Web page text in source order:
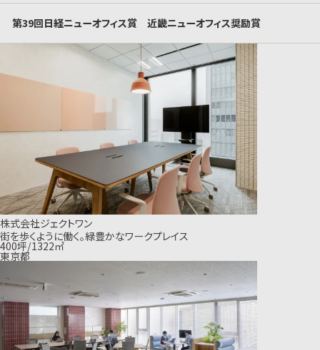
第39回日経ニューオフィス賞 近畿ニューオフィス奨励賞
株式会社ジェクトワン
街を歩くように働く。緑豊かなワークプレイス
400坪/1322㎡
東京都